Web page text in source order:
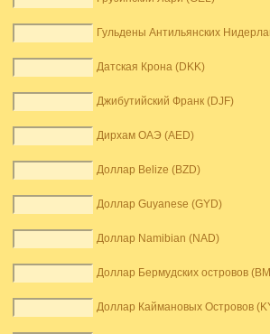
Гульдены Антильянских
Датская Крона (DKK)
Джибутийский Франк (DJF)
Дирхам ОАЭ (AED)
Доллар Belize (BZD)
Доллар Guyanese (GYD)
Доллар Namibian (NAD)
Доллар Бермудских островов
Доллар Каймановых Островов